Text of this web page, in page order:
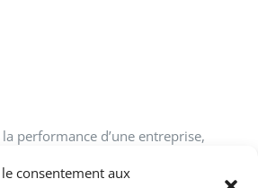
consentement aux
performance d’une entreprise,
d’un service public passait tout